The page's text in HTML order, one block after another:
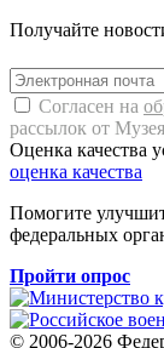
Получайте
Согласен на
рассылок от
Оценка качества
оценка качества
Помогите
федеральных
Пройти опрос
© 2006-2026